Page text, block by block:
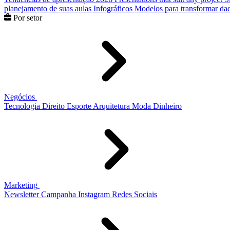
planejamento de suas aulas Infográficos Modelos para transformar
Por setor
Negócios
Tecnologia Direito Esporte Arquitetura Moda Dinheiro
Marketing
Newsletter Campanha Instagram Redes Sociais